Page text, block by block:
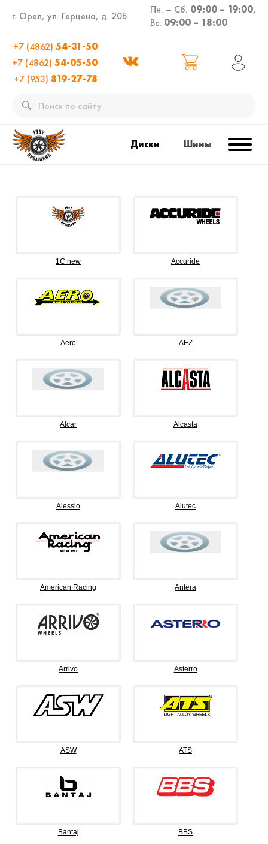
г. Орел, ул. Герцена, д. 20Б
Пн. – Сб. 09:00 – 19:00,
Вс. 09:00 – 18:00
+7 (4862) 54-31-50
+7 (4862) 54-05-50
+7 (953) 819-27-78
Диски Шины
1C new Accuride
Aero AEZ
Alcar Alcasta
Alessio Alutec
American Racing Antera
Arrivo Asterro
ASW ATS
Bantaj BBS